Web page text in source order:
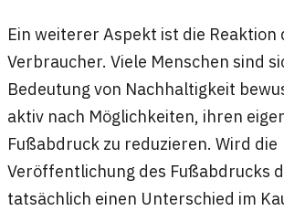
Ein weiterer Aspekt ist die Reaktion
Verbraucher. Viele Menschen sind
Bedeutung von Nachhaltigkeit
aktiv nach Möglichkeiten, ihren
Fußabdruck zu reduzieren. Wird die
Veröffentlichung des Fußabdrucks
tatsächlich einen Unterschied im